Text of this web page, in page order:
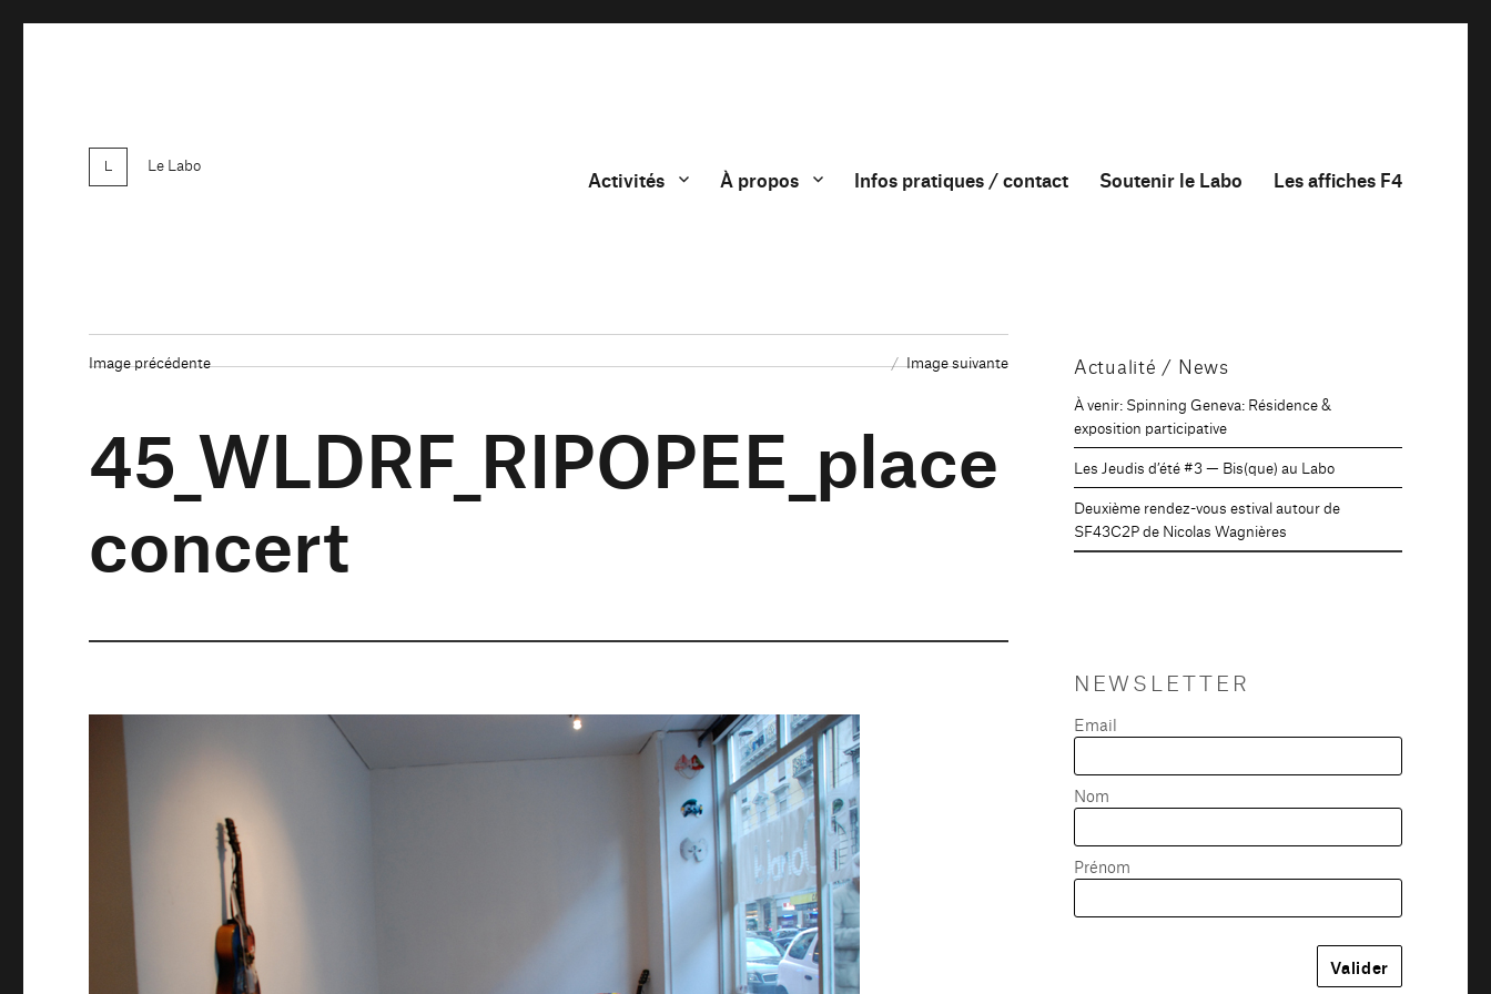
Le Labo
Activités À propos Infos pratiques / contact Soutenir le Labo Les affiches F4
Image précédente Image suivante
45_WLDRF_RIPOPEE_place
concert
Actualité / News
À venir: Spinning Geneva: Résidence &
exposition participative
Les Jeudis d’été #3 — Bis(que) au Labo
Deuxième rendez-vous estival autour de
SF43C2P de Nicolas Wagnières
NEWSLETTER
Email
Nom
Prénom